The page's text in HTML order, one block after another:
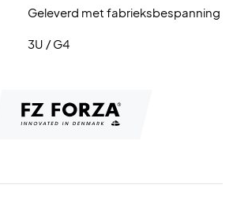
Geleverd met fabrieksbespanning
3U / G4